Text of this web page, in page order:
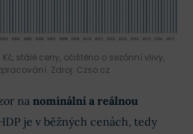
Kč, stálé ceny, očištěno o sezónní vlivy,
Zdroj: Czso.cz
na nominální a reálnou
je v běžných cenách, tedy